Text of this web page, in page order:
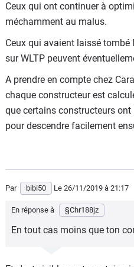
Ceux qui ont continuer à
méchamment au malus.
Ceux qui avaient laissé
sur WLTP peuvent
A prendre en compte chez
chaque constructeur est
que certains constructeurs
pour descendre facilement
Par bibi50 Le 26/11/2019 à 21:17
En réponse à §Chr188jz
En tout cas moins que ton